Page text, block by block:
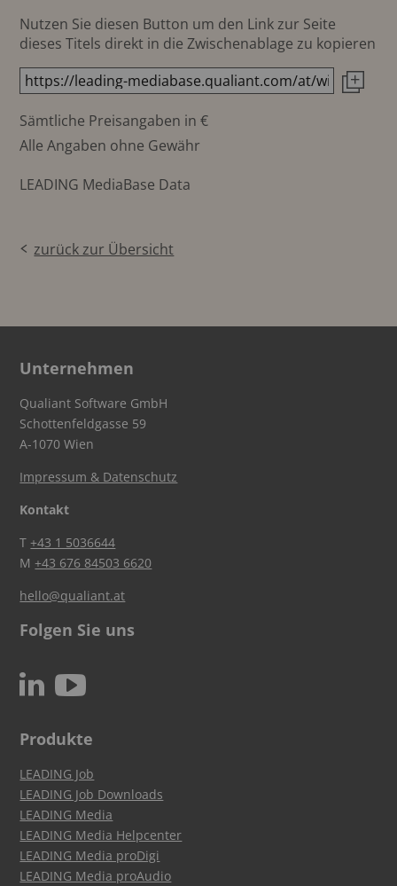
Nutzen Sie diesen Button um den Link zur Seite
dieses Titels direkt in die Zwischenablage zu kopieren
Sämtliche Preisangaben in €
Alle Angaben ohne Gewähr
LEADING MediaBase Data
zurück zur Übersicht
Unternehmen
Qualiant Software GmbH
Schottenfeldgasse 59
A-1070 Wien
Impressum & Datenschutz
Kontakt
T+43 1 5036644
M+43 676 84503 6620
hello@qualiant.at
Folgen Sie uns
N c
Produkte
LEADING Job
LEADING Job Downloads
LEADING Media
LEADING Media Helpcenter
LEADING Media proDigi
LEADING Media proAudio